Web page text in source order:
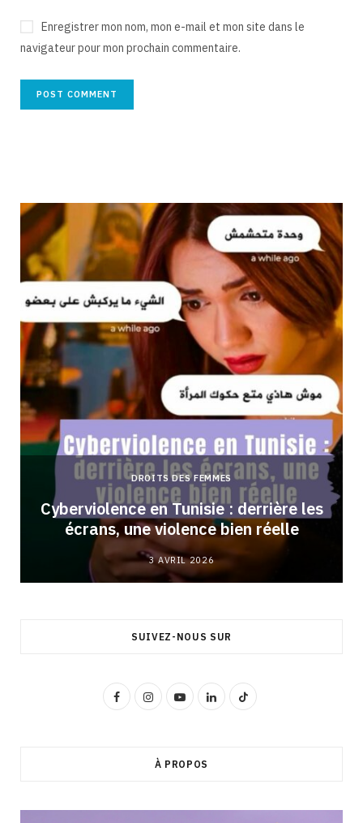
Enregistrer mon nom, mon e-mail et mon site dans le
navigateur pour mon prochain commentaire.
DROITS DES FEMMES
Cyberviolence en Tunisie : derrière les
écrans, une violence bien réelle
3 AVRIL 2026
SUIVEZ-NOUS SUR
F
b
I
a
Y
u
L
e
T
o
À PROPOS